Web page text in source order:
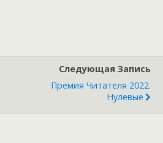
Следующая Запись
Премия Читателя 2022.
Нулевые